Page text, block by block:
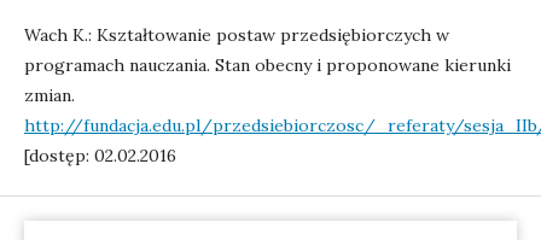
Wach K.: Kształtowanie postaw przedsiębiorczych w
programach nauczania. Stan obecny i proponowane kierunki
zmian.
http://fundacja.edu.pl/przedsiebiorczosc/_referaty/
[dostęp: 02.02.2016